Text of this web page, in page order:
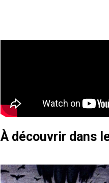
À découvrir dans